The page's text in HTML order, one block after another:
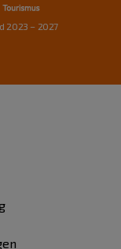
2023 – 2027